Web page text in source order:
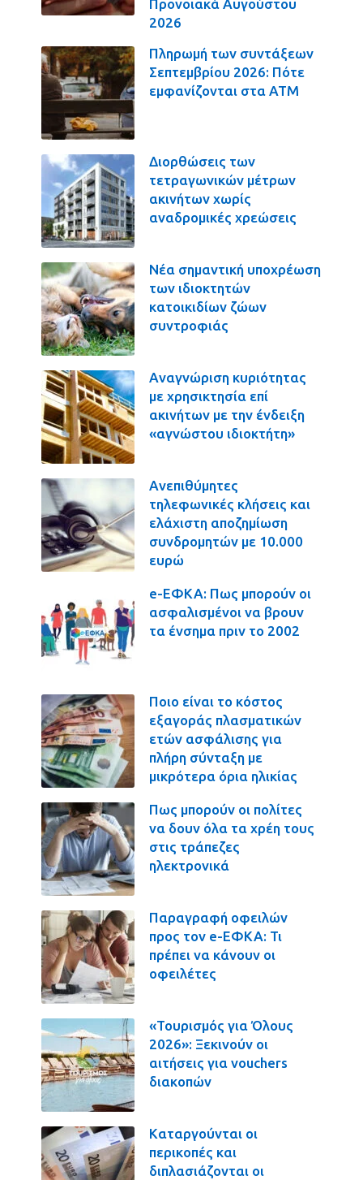
Προνοιακά Αυγούστου
2026
Πληρωμή των συντάξεων
Σεπτεμβρίου 2026: Πότε
εμφανίζονται στα ΑΤΜ
Διορθώσεις των
τετραγωνικών μέτρων
ακινήτων χωρίς
αναδρομικές χρεώσεις
Νέα σημαντική υποχρέωση
των ιδιοκτητών
κατοικιδίων ζώων
συντροφιάς
Αναγνώριση κυριότητας
με χρησικτησία επί
ακινήτων με την ένδειξη
«αγνώστου ιδιοκτήτη»
Ανεπιθύμητες
τηλεφωνικές κλήσεις και
ελάχιστη αποζημίωση
συνδρομητών με 10.000
ευρώ
e-ΕΦΚΑ: Πως μπορούν οι
ασφαλισμένοι να βρουν
τα ένσημα πριν το 2002
Ποιο είναι το κόστος
εξαγοράς πλασματικών
ετών ασφάλισης για
πλήρη σύνταξη με
μικρότερα όρια ηλικίας
Πως μπορούν οι πολίτες
να δουν όλα τα χρέη τους
στις τράπεζες
ηλεκτρονικά
Παραγραφή οφειλών
προς τον e-ΕΦΚΑ: Τι
πρέπει να κάνουν οι
οφειλέτες
«Τουρισμός για Όλους
2026»: Ξεκινούν οι
αιτήσεις για vouchers
διακοπών
Καταργούνται οι
περικοπές και
διπλασιάζονται οι